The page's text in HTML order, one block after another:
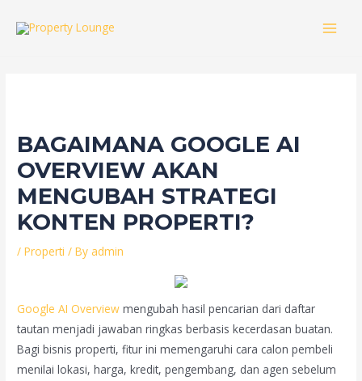
BAGAIMANA GOOGLE AI
OVERVIEW AKAN
MENGUBAH STRATEGI
KONTEN PROPERTI?
/Properti / By admin
Google AI Overview mengubah hasil pencarian dari daftar
tautan menjadi jawaban ringkas berbasis kecerdasan buatan.
Bagi bisnis properti, fitur ini memengaruhi cara calon pembeli
menilai lokasi, harga, kredit, pengembang, dan agen sebelum